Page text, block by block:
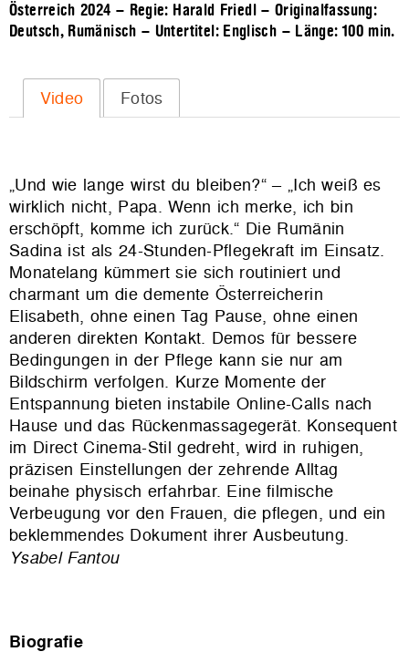
Österreich 2024 – Regie: Harald Friedl – Originalfassung:
Deutsch, Rumänisch – Untertitel: Englisch – Länge:100 min.
Video Fotos
„Und wie lange wirst du bleiben?“ – „Ich weiß es
wirklich nicht, Papa. Wenn ich merke, ich bin
erschöpft, komme ich zurück.“ Die Rumänin
Sadina ist als 24-Stunden-Pflegekraft im Einsatz.
Monatelang kümmert sie sich routiniert und
charmant um die demente Österreicherin
Elisabeth, ohne einen Tag Pause, ohne einen
anderen direkten Kontakt. Demos für bessere
Bedingungen in der Pflege kann sie nur am
Bildschirm verfolgen. Kurze Momente der
Entspannung bieten instabile Online-Calls nach
Hause und das Rückenmassagegerät. Konsequent
im Direct Cinema-Stil gedreht, wird in ruhigen,
präzisen Einstellungen der zehrende Alltag
beinahe physisch erfahrbar. Eine filmische
Verbeugung vor den Frauen, die pflegen, und ein
beklemmendes Dokument ihrer Ausbeutung.
Ysabel Fantou
Biografie